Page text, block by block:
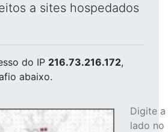
a sites hospedados
do IP 216.73.216.172,
abaixo.
Digite
lado no